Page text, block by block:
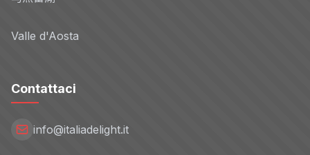
Valle d'Aosta
Contattaci
info@italiadelight.it